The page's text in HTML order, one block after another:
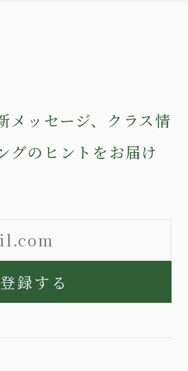
メッセージ、クラス情
グのヒントをお届け
登録する